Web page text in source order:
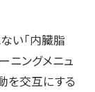
い「内臓脂
ニングメニュ
を交互にする